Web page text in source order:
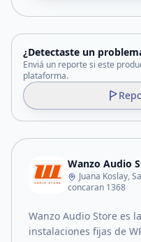
¿Detectaste un
Enviá un reporte si este
plataforma.
Wanzo Audio
Juana Koslay,
concaran 1368
Wanzo Audio Store es
instalaciones fijas de